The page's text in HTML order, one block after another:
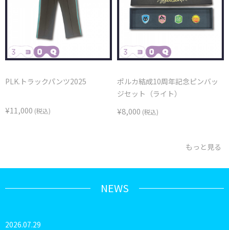
PLK.トラックパンツ2025
¥11,000 (税込)
ポルカ結成10周年記念ピンバッ
ジセット（ライト）
¥8,000 (税込)
もっと見る
NEWS
2026.07.29